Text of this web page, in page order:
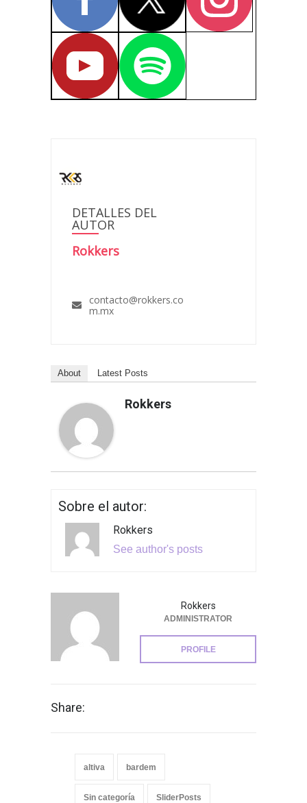
DETALLES DEL
AUTOR
Rokkers
contacto@rokkers.co
m.mx
About Latest Posts
Rokkers
Sobre el autor:
Rokkers
See author's posts
Rokkers
ADMINISTRATOR
PROFILE
Share:
altiva bardem
Sin categoría SliderPosts